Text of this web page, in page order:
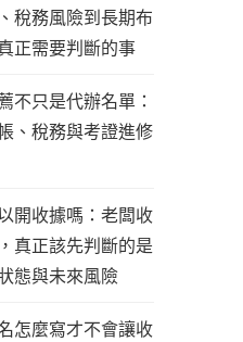
稅務風險到長期布
正需要判斷的事
不只是代辦名單：
、稅務與考證進修
開收據嗎：老闆收
真正該先判斷的是
態與未來風險
怎麼寫才不會讓收